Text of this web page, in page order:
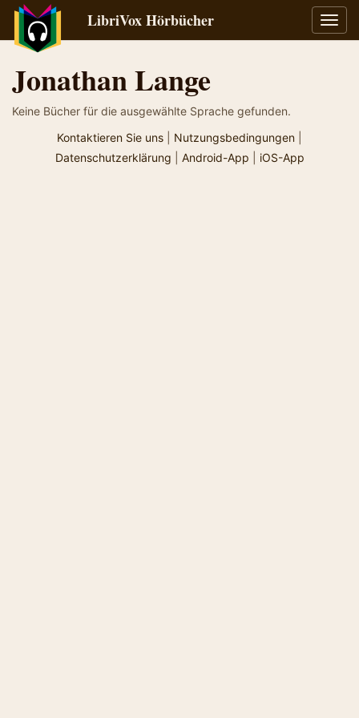
LibriVox Hörbücher
Jonathan Lange
Keine Bücher für die ausgewählte Sprache gefunden.
Kontaktieren Sie uns
Nutzungsbedingungen
Datenschutzerklärung
Android-App iOS-App